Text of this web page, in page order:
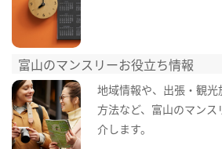
富山のマンスリーお役立ち情報
地域情報や、出張・観
方法など、富山のマン
介します。